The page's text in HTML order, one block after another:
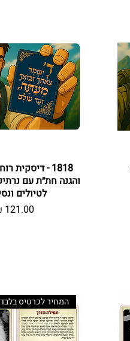
תצוגה
1818 - דיסקית
והגנה חת״ת עם
לטיולים
מחיר